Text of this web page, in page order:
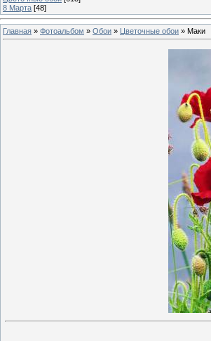
8 Марта [48]
Главная » Фотоальбом » Обои » Цветочные обои » Маки